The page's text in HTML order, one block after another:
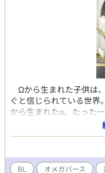
Ωから生まれた子供は
ぐと信じられている世
から生まれたα。たった
現れたのは、美しい伯
(とうや)だった。αの才
て秋月家に引き取られ
熱を失っていた。見かね
かれ、想いを積らせる
BL オメガバース